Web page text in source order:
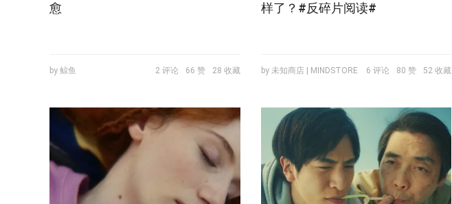
愈
by 鲸鱼 2 评论 66 赞 28 收藏
样了？#反碎片阅读#
by 未知商店 | MINDSTORE 6 评论 80 赞 52 收藏